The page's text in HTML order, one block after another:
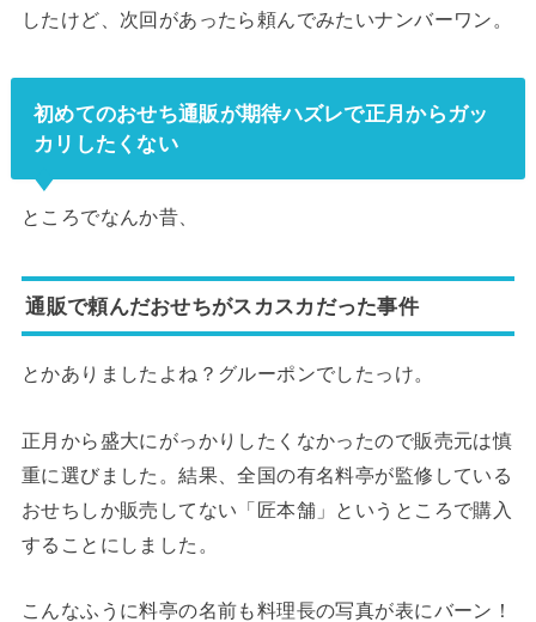
したけど、次回があったら頼んでみたいナンバーワン。
初めてのおせち通販が期待ハズレで正月からガッ
カリしたくない
ところでなんか昔、
通販で頼んだおせちがスカスカだった事件
とかありましたよね？グルーポンでしたっけ。
正月から盛大にがっかりしたくなかったので販売元は慎
重に選びました。結果、全国の有名料亭が監修している
おせちしか販売してない「匠本舗」というところで購入
することにしました。
こんなふうに料亭の名前も料理長の写真が表にバーン！